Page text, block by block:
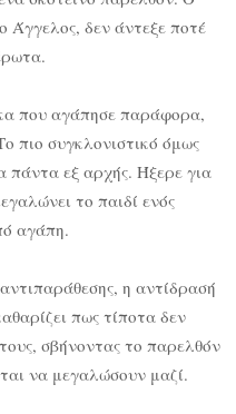
Άγγελος, δεν άντεξε ποτέ
που αγάπησε παράφορα,
πιο συγκλονιστικό όμως
πάντα εξ αρχής. Ήξερε για
το παιδί ενός
αγάπη.
η αντίδρασή
πως τίποτα δεν
σβήνοντας το παρελθόν
να μεγαλώσουν μαζί.